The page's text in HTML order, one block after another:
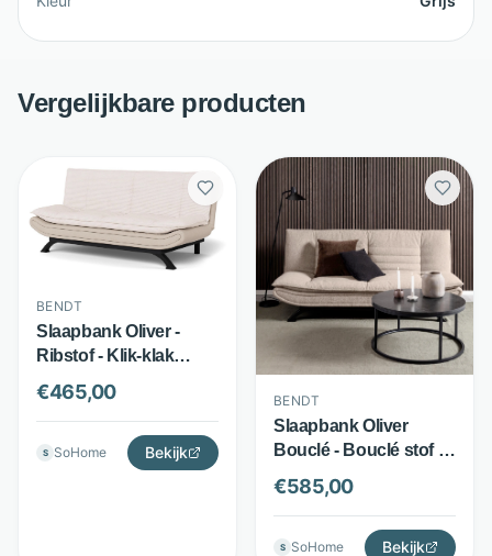
Vergelijkbare producten
BENDT
Slaapbank Oliver -
Ribstof - Klik-klak
systeem en 3 standen
- Beige - Bendt
€465,00
S SoHome Bekijk
BENDT
Slaapbank Oliver
Bouclé - Bouclé stof -
Klik-klak systeem -
Beige - Bendt
€585,00
S SoHome Bekijk